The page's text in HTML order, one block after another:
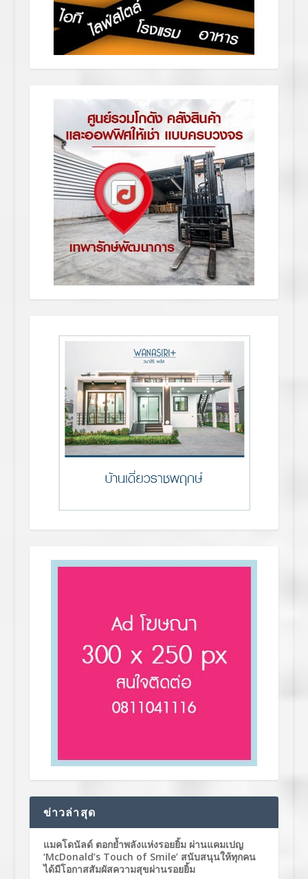
ข่าวล่าสุด
แมคโดนัลด์ ตอกย้ำพลังแห่งรอยยิ้ม ผ่านแคมเปญ
‘McDonald’s Touch of Smile’ สนับสนุนให้ทุกคน
ได้มีโอกาสสัมผัสความสุขผ่านรอยยิ้ม